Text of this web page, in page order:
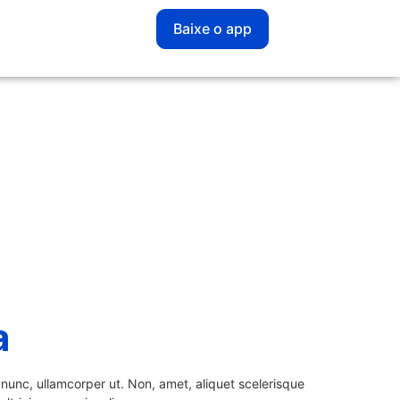
Baixe o app
ullamcorper ut. Non, amet, aliquet scelerisque